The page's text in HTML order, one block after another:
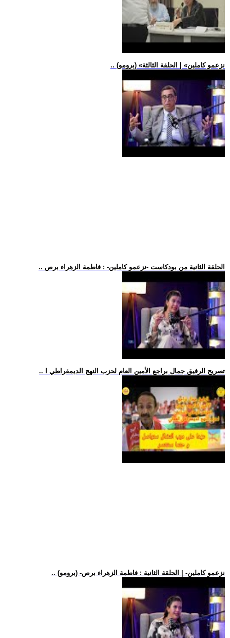
.. (برومو) «نزعمو كاملين» | الحلقة الثالثة
.. الحلقة الثانية من بودكاست -نزعمو كاملين- : فاطمة الزهراء برص
.. تصريح الرفيق جمال براجع الأمين العام لحزب النهج الديمقراطي ا
.. (برومو) -نزعمو كاملين- | الحلقة الثانية : فاطمة الزهراء برص